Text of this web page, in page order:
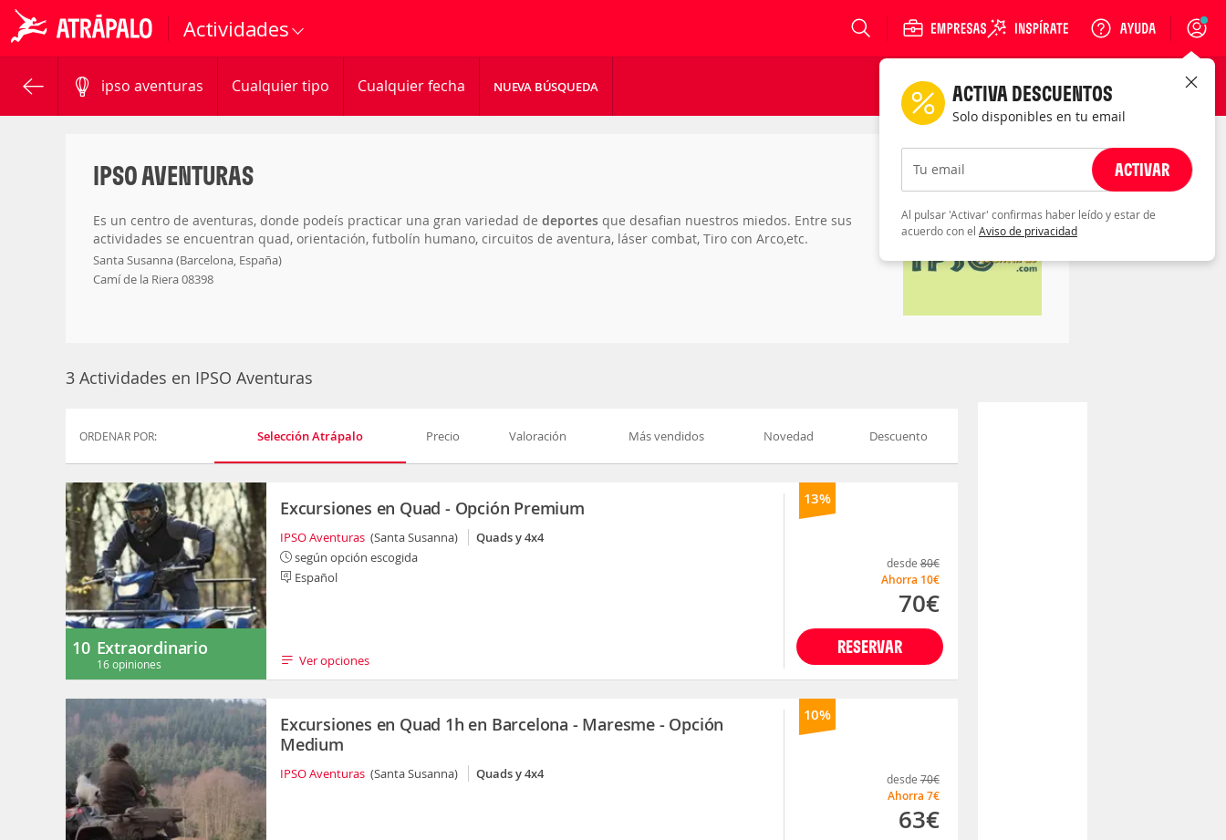
Actividades Login
ipso aventuras Cualquier tipo Cualquier fecha NUEVA BÚSQUEDA
IPSO AVENTURAS
Es un centro de aventuras, donde podeís practicar una gran variedad de deportes que desafian nuestros miedos. Entre sus
actividades se encuentran quad, orientación, futbolín humano, circuitos de aventura, láser combat, Tiro con Arco,etc.
Santa Susanna (Barcelona, España)
Camí de la Riera 08398
3 Actividades en IPSO Aventuras
ORDENAR POR: Selección Atrápalo Precio Valoración Más vendidos Novedad Descuento
10 Extraordinario
16 opiniones
13%
Excursiones en Quad - Opción Premium
IPSO Aventuras (Santa Susanna)
Quads y 4x4
según opción escogida
Español
Ver opciones
RESERVAR
desde 80€
Ahorra 10€
70€
10%
Excursiones en Quad 1h en Barcelona - Maresme - Opción
Medium
IPSO Aventuras (Santa Susanna) Quads y 4x4 desde 70€
Ahorra 7€
63€
ACTIVA DESCUENTOS
Solo disponibles en tu email
Tu email ACTIVAR
Al pulsar 'Activar' confirmas haber leído y estar de
acuerdo con el Aviso de privacidad